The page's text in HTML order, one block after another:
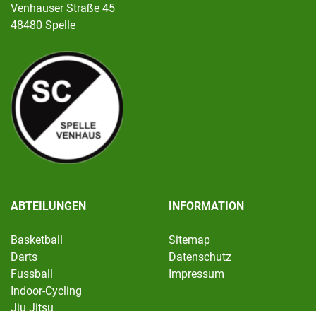
Venhauser Straße 45
48480 Spelle
ABTEILUNGEN
Basketball
Darts
Fussball
Indoor-Cycling
Jiu Jitsu
INFORMATION
Sitemap
Datenschutz
Impressum